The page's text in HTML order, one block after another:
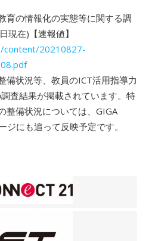
育の情報化の実態等に関する調
現在)【速報値】
20210827-
状況等、教員のICT活用指導力
査結果が掲載されています。特
整備状況については、GIGA
にも追って反映予定です。